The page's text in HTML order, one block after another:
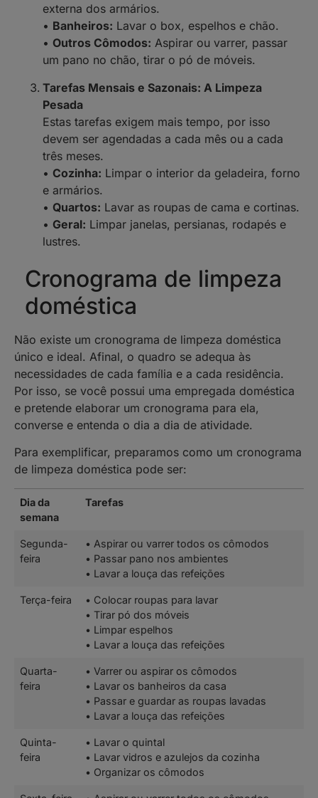
externa dos armários.
• Banheiros: Lavar o box, espelhos e chão.
• Outros Cômodos: Aspirar ou varrer, passar
um pano no chão, tirar o pó de móveis.
Tarefas Mensais e Sazonais: A Limpeza
Pesada
Estas tarefas exigem mais tempo, por isso
devem ser agendadas a cada mês ou a cada
três meses.
• Cozinha: Limpar o interior da geladeira, forno
e armários.
• Quartos: Lavar as roupas de cama e cortinas.
• Geral: Limpar janelas, persianas, rodapés e
lustres.
Cronograma de limpeza
doméstica
Não existe um cronograma de limpeza doméstica
único e ideal. Afinal, o quadro se adequa às
necessidades de cada família e a cada residência.
Por isso, se você possui uma empregada doméstica
e pretende elaborar um cronograma para ela,
converse e entenda o dia a dia de atividade.
Para exemplificar, preparamos como um cronograma
de limpeza doméstica pode ser:
Dia da
semana
Tarefas
Segunda-
feira
• Aspirar ou varrer todos os cômodos
• Passar pano nos ambientes
• Lavar a louça das refeições
Terça-feira
• Colocar roupas para lavar
• Tirar pó dos móveis
• Limpar espelhos
• Lavar a louça das refeições
Quarta-
feira
• Varrer ou aspirar os cômodos
• Lavar os banheiros da casa
• Passar e guardar as roupas lavadas
• Lavar a louça das refeições
Quinta-
feira
• Lavar o quintal
• Lavar vidros e azulejos da cozinha
• Organizar os cômodos